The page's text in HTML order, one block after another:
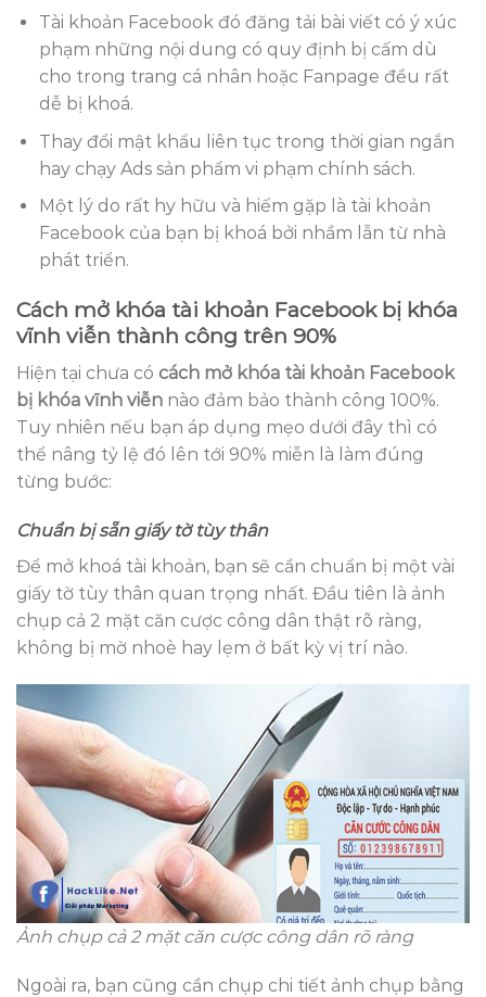
Tài khoản Facebook đó đăng tải bài viết có ý xúc
phạm những nội dung có quy định bị cấm dù
cho trong trang cá nhân hoặc Fanpage đều rất
dễ bị khoá.
Thay đổi mật khẩu liên tục trong thời gian ngắn
hay chạy Ads sản phẩm vi phạm chính sách.
Một lý do rất hy hữu và hiếm gặp là tài khoản
Facebook của bạn bị khoá bởi nhầm lẫn từ nhà
phát triển.
Cách mở khóa tài khoản Facebook bị khóa
vĩnh viễn thành công trên 90%
Hiện tại chưa có cách mở khóa tài khoản Facebook
bị khóa vĩnh viễn nào đảm bảo thành công 100%.
Tuy nhiên nếu bạn áp dụng mẹo dưới đây thì có
thể nâng tỷ lệ đó lên tới 90% miễn là làm đúng
từng bước:
Chuẩn bị sẵn giấy tờ tùy thân
Để mở khoá tài khoản, bạn sẽ cần chuẩn bị một vài
giấy tờ tùy thân quan trọng nhất. Đầu tiên là ảnh
chụp cả 2 mặt căn cược công dân thật rõ ràng,
không bị mờ nhoè hay lẹm ở bất kỳ vị trí nào.
Ảnh chụp cả 2 mặt căn cược công dân rõ ràng
Ngoài ra, bạn cũng cần chụp chi tiết ảnh chụp bằng